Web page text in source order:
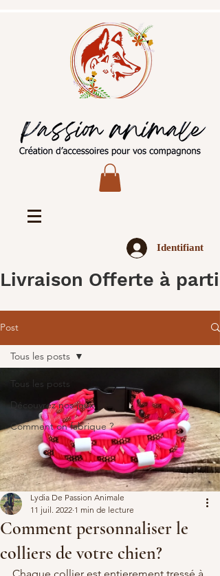
Identifiant
Livraison Offerte à
Post
Tous les posts
Découvrez nos jeux
Comment on fabrique ?
Tous les posts
Comment personnaliser le
colliers de votre chien?
Lydia De Passion Animale
11 juil. 2022 1 min de lecture
Chaque collier est entierement tressé à